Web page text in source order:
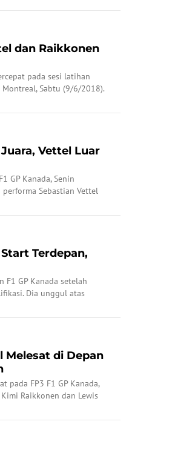
dan Raikkonen
pada sesi latihan
Sabtu (9/6/2018).
Vettel Luar
GP Kanada, Senin
Sebastian Vettel
Terdepan,
GP Kanada setelah
Dia unggul atas
Melesat di Depan
pada FP3 F1 GP Kanada,
Raikkonen dan Lewis